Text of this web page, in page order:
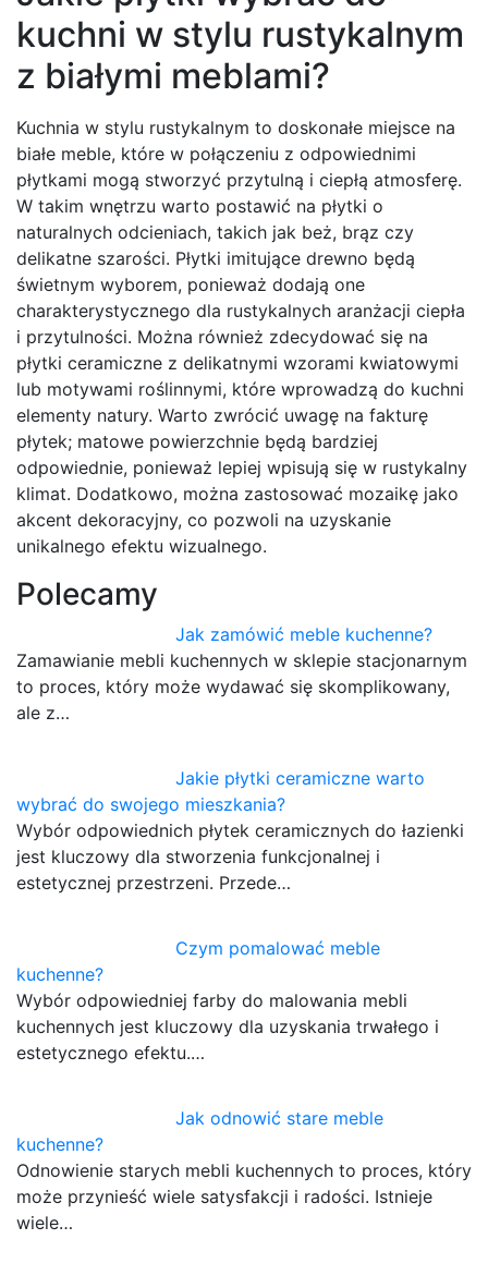
kuchni w stylu rustykalnym
z białymi meblami?
Kuchnia w stylu rustykalnym to doskonałe miejsce na
białe meble, które w połączeniu z odpowiednimi
płytkami mogą stworzyć przytulną i ciepłą atmosferę.
W takim wnętrzu warto postawić na płytki o
naturalnych odcieniach, takich jak beż, brąz czy
delikatne szarości. Płytki imitujące drewno będą
świetnym wyborem, ponieważ dodają one
charakterystycznego dla rustykalnych aranżacji ciepła
i przytulności. Można również zdecydować się na
płytki ceramiczne z delikatnymi wzorami kwiatowymi
lub motywami roślinnymi, które wprowadzą do kuchni
elementy natury. Warto zwrócić uwagę na fakturę
płytek; matowe powierzchnie będą bardziej
odpowiednie, ponieważ lepiej wpisują się w rustykalny
klimat. Dodatkowo, można zastosować mozaikę jako
akcent dekoracyjny, co pozwoli na uzyskanie
unikalnego efektu wizualnego.
Polecamy
Jak zamówić meble kuchenne?
Zamawianie mebli kuchennych w sklepie stacjonarnym
to proces, który może wydawać się skomplikowany,
ale z…
Jakie płytki ceramiczne warto
wybrać do swojego mieszkania?
Wybór odpowiednich płytek ceramicznych do łazienki
jest kluczowy dla stworzenia funkcjonalnej i
estetycznej przestrzeni. Przede…
Czym pomalować meble
kuchenne?
Wybór odpowiedniej farby do malowania mebli
kuchennych jest kluczowy dla uzyskania trwałego i
estetycznego efektu.…
Jak odnowić stare meble
kuchenne?
Odnowienie starych mebli kuchennych to proces, który
może przynieść wiele satysfakcji i radości. Istnieje
wiele…